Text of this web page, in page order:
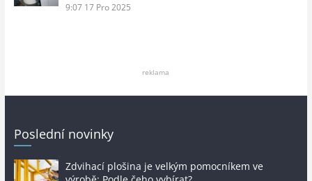
9:07 17 Pro 2025
reklama
Poslední novinky
Zdvihací plošina je velkým pomocníkem ve